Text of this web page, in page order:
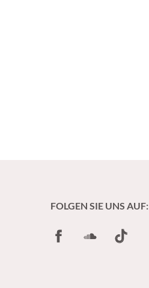
FOLGEN SIE UNS AUF:
FacebookSoundCloud
TikTok